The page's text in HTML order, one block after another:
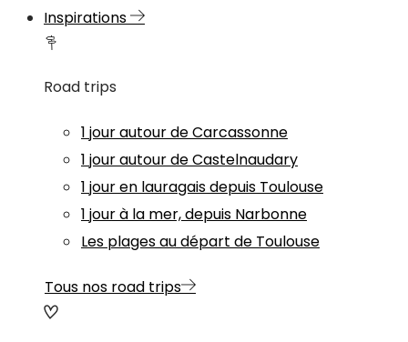
Inspirations
Road trips
1 jour autour de Carcassonne
1 jour autour de Castelnaudary
1 jour en lauragais depuis Toulouse
1 jour à la mer, depuis Narbonne
Les plages au départ de Toulouse
Tous nos road trips